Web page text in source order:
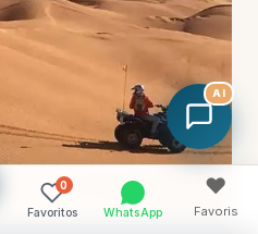
0
Favoritos WhatsApp
♥
Favoris
AI